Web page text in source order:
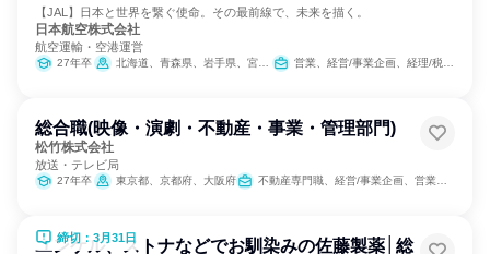
【JAL】日本と世界を繋ぐ使命。その最前線で、未来を描く。
日本航空株式会社
航空運輸・空港運営
27年卒 北海道、青森県、岩手県、宮城県、秋田県、山形県、千葉県、東京都、新潟県、石川県、長野県、愛知県、大阪府、和歌山県、島根県、岡山県、広島県、山口県、徳島県、香川県、愛媛県、高知県、福岡県、長崎県、熊本県、大分県、宮崎県、鹿児島県、沖縄県 営業、経営/事業企画、経理/税務/財務、人事、総務、法務/知財、広報/IR、商品企画、マーケティング・広告・宣伝、カスタマーサポート/コールセンター
総合職(映像・演劇・不動産・事業・管理部門)
松竹株式会社
放送・テレビ局
27年卒 東京都、京都府、大阪府 不動産専門職、経営/事業企画、営業、経理/税務/財務、人事、総務、法務/知財、広報/IR、商品企画、出版/メディア/芸能/エンタメ専門職
締切：3月31日
ユンケル、ストナなどでお馴染みの佐藤製薬│総